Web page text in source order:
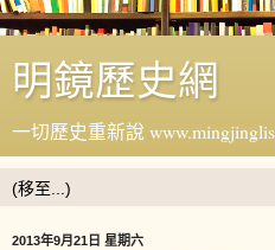
明鏡歷史網
一切歷史重新說
2013年9月21日 星期六